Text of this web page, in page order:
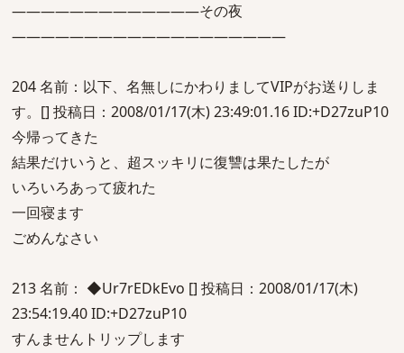
―――――――――――――その夜
―――――――――――――――――――
204 名前：以下、名無しにかわりましてVIPがお送りしま
す。[] 投稿日：2008/01/17(木) 23:49:01.16 ID:+D27zuP10
今帰ってきた
結果だけいうと、超スッキリに復讐は果たしたが
いろいろあって疲れた
一回寝ます
ごめんなさい
213 名前： ◆Ur7rEDkEvo [] 投稿日：2008/01/17(木)
23:54:19.40 ID:+D27zuP10
すんませんトリップします